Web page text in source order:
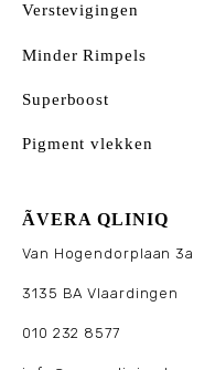
Verstevigingen
Minder Rimpels
Superboost
Pigment vlekken
ÃVERA QLINIQ
Van Hogendorplaan 3a
3135 BA Vlaardingen
010 232 8577